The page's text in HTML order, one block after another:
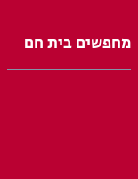
מחפשים בית חם